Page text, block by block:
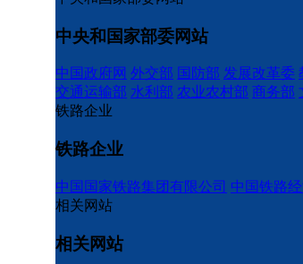
中央和国家部委网站
中国政府网 外交部 国防部 发展改革委
交通运输部 水利部 农业农村部 商务部
铁路企业
铁路企业
中国国家铁路集团有限公司 中国铁路
相关网站
相关网站